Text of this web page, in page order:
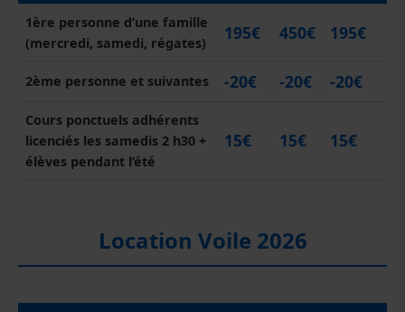
1ère personne d’une famille
(mercredi, samedi, régates)
195€ 450€ 195€
2ème personne et suivantes -20€ -20€ -20€
Cours ponctuels adhérents
licenciés les samedis 2 h30 +
élèves pendant l’été
15€ 15€ 15€
Location Voile 2026